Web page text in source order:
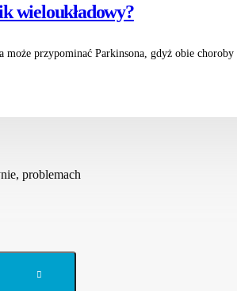
wieloukładowy?
może przypominać Parkinsona, gdyż obie
problemach